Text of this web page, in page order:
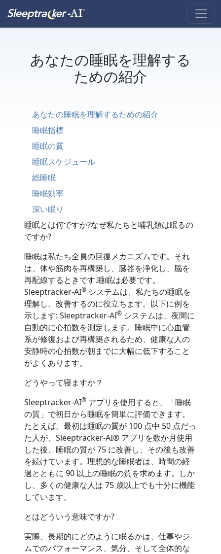
あなたの睡眠を理解する
ための紹介
あなたの睡眠を理解するための紹介
睡眠指標
睡眠の質
睡眠スケジュール
総睡眠
睡眠効率
深い眠り
睡眠とは何ですか?なぜ私たちと哺乳類は眠るの
ですか?
睡眠は私たち全員の回復メカニズムです。それ
は、体や筋肉を再構築し、臓器を浄化し、脳を
再配線するときです.睡眠は必要です。
Sleeptracker-AI® システムは、私たちの睡眠を
理解し、改善するのに役立ちます。以下に例を
示します: Sleeptracker-AI® システムは、夜間に
自動的に心拍数を測定します。睡眠中に心血管
系が修復および再構築されるため、健康な人の
安静時の心拍数が朝までに大幅に低下すること
がよくあります。
どうやって寝ますか？
Sleeptracker-AI® アプリを使用すると、「睡眠
の質」で初日から睡眠を簡単に評価できます。
たとえば、最初は睡眠の質が 100 点中 50 点だっ
た人が、Sleeptracker-AI® アプリを数か月使用
した後、睡眠の質が 75 に改善し、その後も改善
を続けています。理想的な睡眠者は、時間の経
過とともに 90 以上の睡眠の質を求めます。しか
し、多くの健康な人は 75 歳以上でも十分に機能
しています。
とはどういう意味ですか?
実際、長期的にどのように眠るかは、仕事やジ
ムでのパフォーマンス、気分、そして全体的な